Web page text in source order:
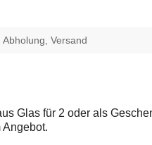
Abholung, Versand
Glas für 2 oder als